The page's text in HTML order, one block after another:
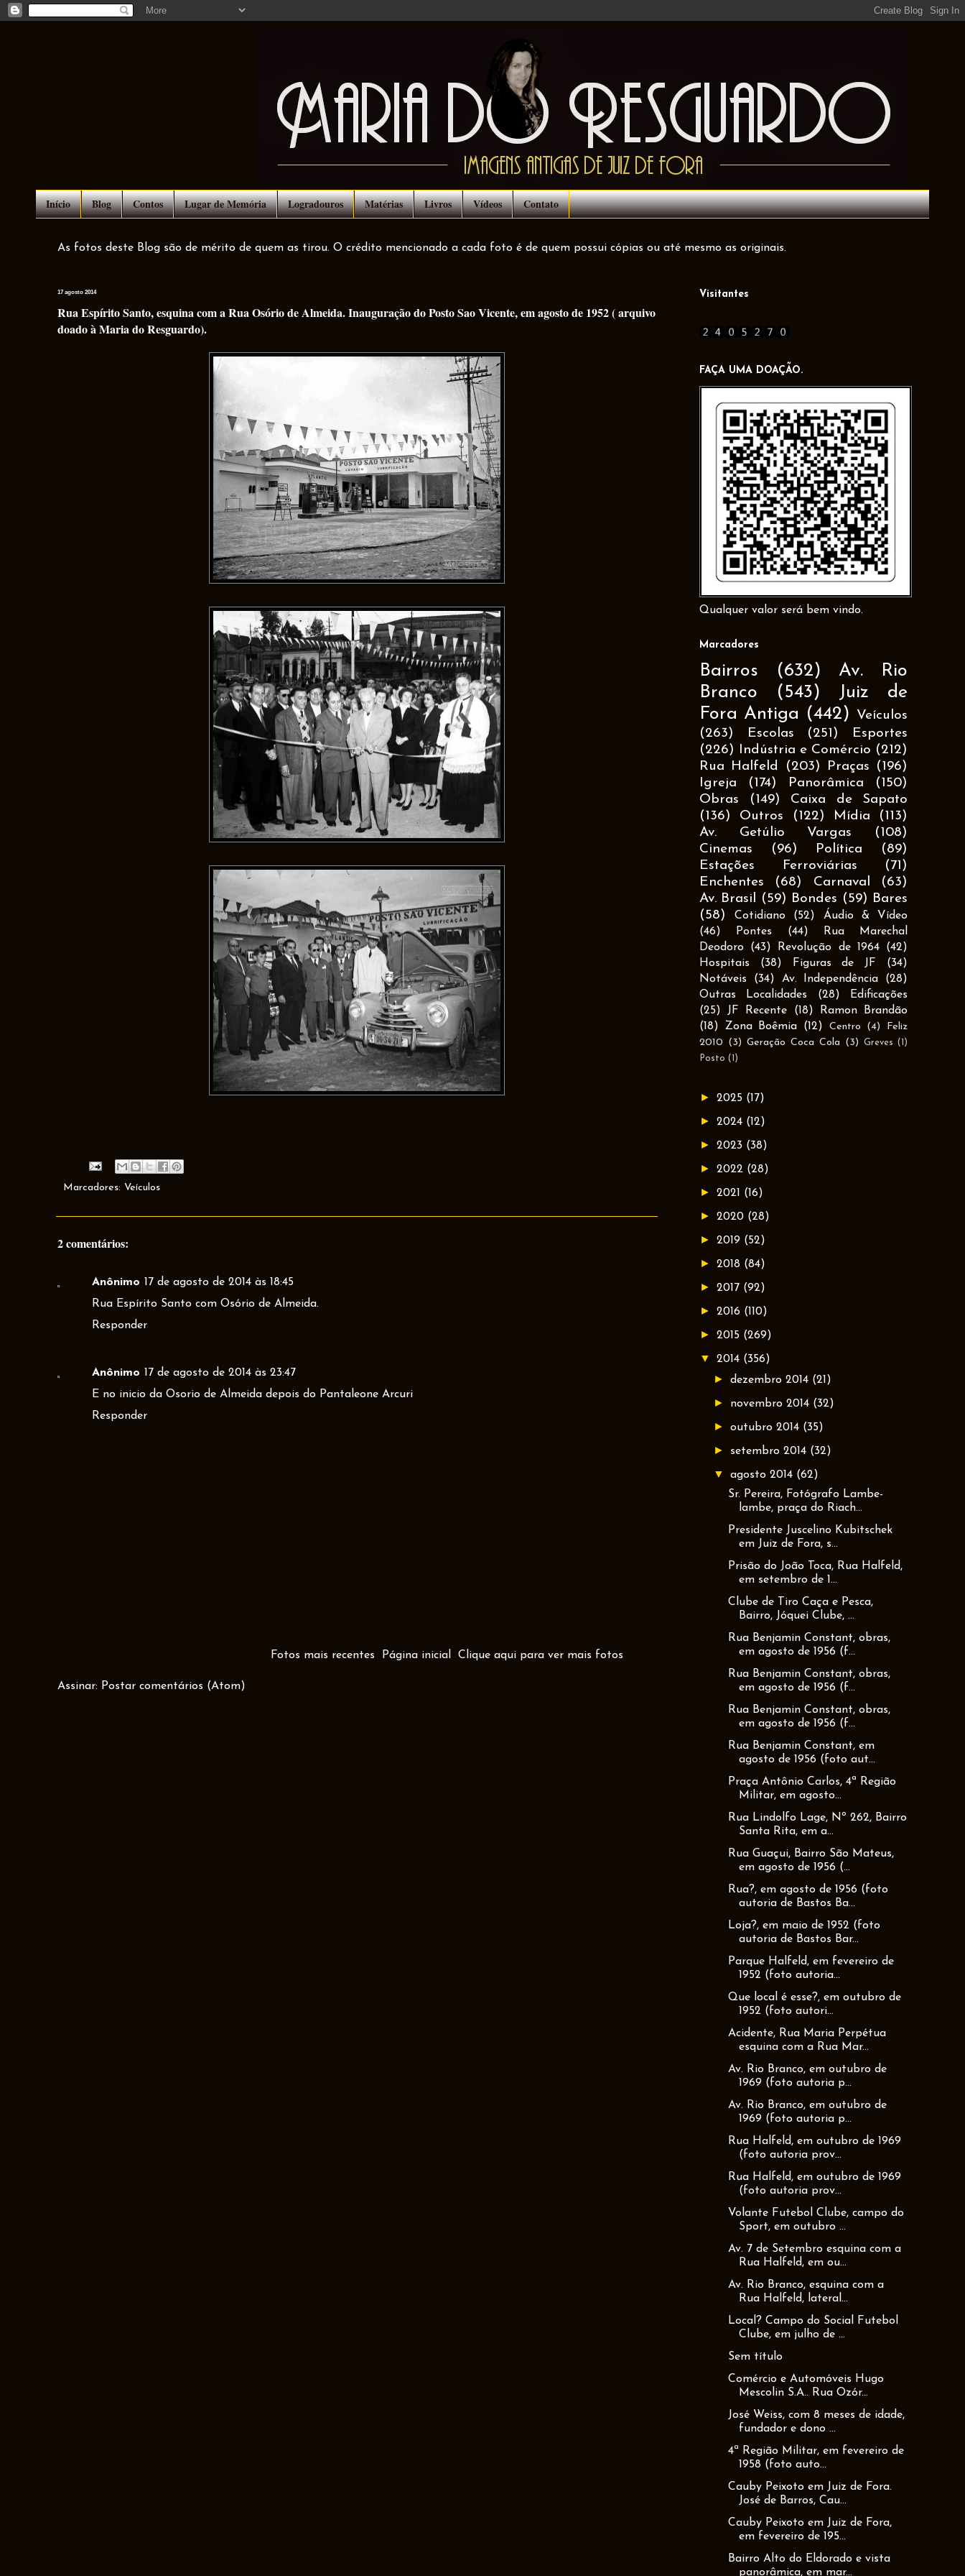
Início Blog Contos Lugar de Memória Logradouros Matérias Livros Vídeos Contato
As fotos deste Blog são de mérito de quem as tirou. O crédito mencionado a cada foto é de quem possui cópias ou até mesmo as originais.
17 agosto 2014
Rua Espírito Santo, esquina com a Rua Osório de Almeida. Inauguração do Posto Sao Vicente, em agosto de 1952 ( arquivo
doado à Maria do Resguardo).
Marcadores: Veículos
2 comentários:
Anônimo 17 de agosto de 2014 às 18:45
Rua Espírito Santo com Osório de Almeida.
Responder
Anônimo 17 de agosto de 2014 às 23:47
E no inicio da Osorio de Almeida depois do Pantaleone Arcuri
Responder
Fotos mais recentes Página inicial Clique aqui para ver mais fotos
Assinar: Postar comentários (Atom)
Visitantes
FAÇA UMA DOAÇÃO.
Qualquer valor será bem vindo.
Marcadores
Bairros (632)
Av. Rio
Branco
(543)
Juiz de
Fora Antiga (442)
Veículos
(263)
Escolas (251)
Esportes
(226)
Indústria e Comércio (212)
Rua Halfeld
(203) Praças
(196)
Igreja
(174) Panorâmica
(150)
Obras
(149)
Caixa de Sapato
(136)
Outros (122) Mídia
(113)
Av. Getúlio Vargas
(108)
Cinemas
(96) Política
(89)
Estações Ferroviárias
(71)
Enchentes
(68) Carnaval
(63)
Av. Brasil
(59) Bondes (59) Bares
(58)
Cotidiano (52)
Áudio & Vídeo
(46)
Pontes (44)
Rua Marechal
Deodoro
(43) Revolução de 1964
(42)
Hospitais
(38) Figuras de JF
(34)
Notáveis
(34) Av. Independência
(28)
Outras Localidades
(28)
Edificações
(25)
JF Recente (18)
Ramon Brandão
(18)
Zona Boêmia (12) Centro (4)
Feliz
2010 (3) Geração Coca Cola (3) Greves (1)
Posto (1)
► 2025 (17)
► 2024 (12)
► 2023 (38)
► 2022 (28)
► 2021 (16)
► 2020 (28)
► 2019 (52)
► 2018 (84)
► 2017 (92)
► 2016 (110)
► 2015 (269)
▼ 2014 (356)
►dezembro 2014 (21)
► novembro 2014 (32)
►outubro 2014 (35)
► setembro 2014 (32)
▼agosto 2014 (62)
Sr. Pereira, Fotógrafo Lambe-
lambe, praça do Riach...
Presidente Juscelino Kubitschek
em Juiz de Fora, s...
Prisão do João Toca, Rua Halfeld,
em setembro de 1...
Clube de Tiro Caça e Pesca,
Bairro, Jóquei Clube, ...
Rua Benjamin Constant, obras,
em agosto de 1956 (f...
Rua Benjamin Constant, obras,
em agosto de 1956 (f...
Rua Benjamin Constant, obras,
em agosto de 1956 (f...
Rua Benjamin Constant, em
agosto de 1956 (foto aut...
Praça Antônio Carlos, 4ª Região
Militar, em agosto...
Rua Lindolfo Lage, Nº 262, Bairro
Santa Rita, em a...
Rua Guaçui, Bairro São Mateus,
em agosto de 1956 (...
Rua?, em agosto de 1956 (foto
autoria de Bastos Ba...
Loja?, em maio de 1952 (foto
autoria de Bastos Bar...
Parque Halfeld, em fevereiro de
1952 (foto autoria...
Que local é esse?, em outubro de
1952 (foto autori...
Acidente, Rua Maria Perpétua
esquina com a Rua Mar...
Av. Rio Branco, em outubro de
1969 (foto autoria p...
Av. Rio Branco, em outubro de
1969 (foto autoria p...
Rua Halfeld, em outubro de 1969
(foto autoria prov...
Rua Halfeld, em outubro de 1969
(foto autoria prov...
Volante Futebol Clube, campo do
Sport, em outubro ...
Av. 7 de Setembro esquina com a
Rua Halfeld, em ou...
Av. Rio Branco, esquina com a
Rua Halfeld, lateral...
Local? Campo do Social Futebol
Clube, em julho de ...
Sem título
Comércio e Automóveis Hugo
Mescolin S.A.. Rua Ozór...
José Weiss, com 8 meses de idade,
fundador e dono ...
4ª Região Militar, em fevereiro de
1958 (foto auto...
Cauby Peixoto em Juiz de Fora.
José de Barros, Cau...
Cauby Peixoto em Juiz de Fora,
em fevereiro de 195...
Bairro Alto do Eldorado e vista
panorâmica, em mar...